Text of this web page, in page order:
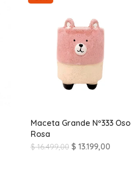
Maceta Grande Nº333 Oso
Rosa
$16.499,00 $ 13.199,00